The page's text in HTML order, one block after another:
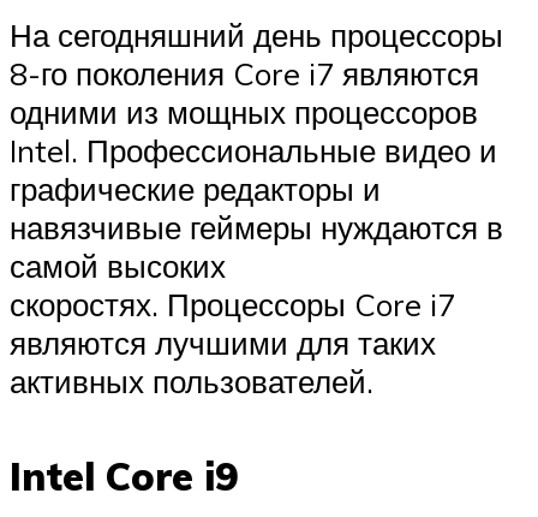
На сегодняшний день процессоры
8-го поколения Core i7 являются
одними из мощных процессоров
Intel. Профессиональные видео и
графические редакторы и
навязчивые геймеры нуждаются в
самой высоких
скоростях. Процессоры Core i7
являются лучшими для таких
активных пользователей.
Intel Core i9